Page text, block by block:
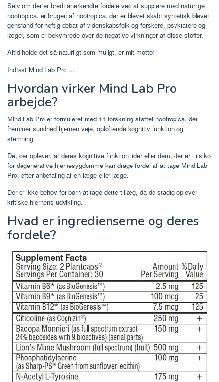
Selv om der er bredt anerkendte fordele ved at supplere med naturlige
nootropica, er brugen af ​​nootropica, der er blevet skabt syntetisk blevet
genstand for heftig debat af videnskabsfolk og forskere, psykiatere og
læger, som er bekymrede over de negative virkninger af disse stoffer.
Altid holde det så naturligt som muligt, er mit motto!
Indtast Mind Lab Pro …
Hvordan virker Mind Lab Pro
arbejde?
Mind Lab Pro er formuleret med 11 forskning støttet nootropica, der
fremmer sundhed hjernen veje, opløftende kognitiv funktion og
stemning.
De, der oplever, at deres kognitive funktion lider eller dem, der er i risiko
for degenerative hjernesygdomme kan drage fordel af at tage Mind Lab
Pro, efter anbefaling af en læge eller læge.
Der er ikke behov for børn at tage dette tillæg, da de stadig oplever
kritiske hjernens udvikling.
Hvad er ingredienserne og deres
fordele?